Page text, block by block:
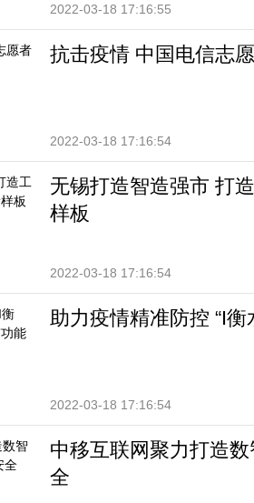
2022-03-18 17:16:55
抗击疫情 中国电信志
2022-03-18 17:16:54
无锡打造智造强市 打
样板
2022-03-18 17:16:54
助力疫情精准防控 “I衡
2022-03-18 17:16:54
中移互联网聚力打造
全